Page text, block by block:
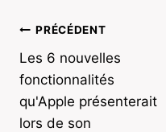
Navigation
de
l’article
PRÉCÉDENT
Les 6 nouvelles
fonctionnalités
qu'Apple présenterait
lors de son